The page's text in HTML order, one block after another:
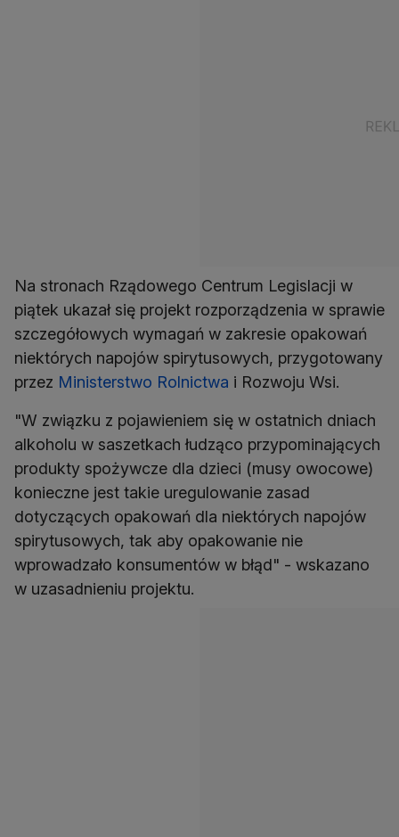
Na stronach Rządowego Centrum Legislacji w
piątek ukazał się projekt rozporządzenia w sprawie
szczegółowych wymagań w zakresie opakowań
niektórych napojów spirytusowych, przygotowany
przez Ministerstwo Rolnictwa i Rozwoju Wsi.
"W związku z pojawieniem się w ostatnich dniach
alkoholu w saszetkach łudząco przypominających
produkty spożywcze dla dzieci (musy owocowe)
konieczne jest takie uregulowanie zasad
dotyczących opakowań dla niektórych napojów
spirytusowych, tak aby opakowanie nie
wprowadzało konsumentów w błąd" - wskazano
w uzasadnieniu projektu.